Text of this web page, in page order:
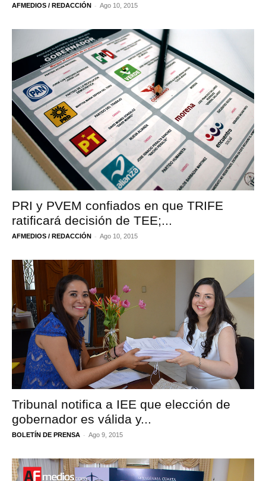
AFMEDIOS / REDACCIÓN - Ago 10, 2015
PRI y PVEM confiados en que TRIFE
ratificará decisión de TEE;...
AFMEDIOS / REDACCIÓN - Ago 10, 2015
Tribunal notifica a IEE que elección de
gobernador es válida y...
BOLETÍN DE PRENSA - Ago 9, 2015